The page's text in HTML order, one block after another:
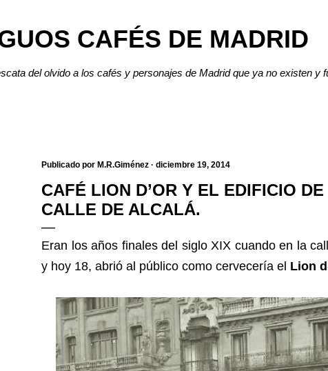
CAFÉS DE MADRID
del olvido a los cafés y personajes de Madrid que ya no existen y
Publicado por M.R.Giménez diciembre 19, 2014
CAFÉ LION D’OR Y EL EDIFICIO
CALLE DE ALCALÁ.
Eran los años finales del siglo XIX cuando en la
y hoy 18, abrió al público como cervecería el Lion